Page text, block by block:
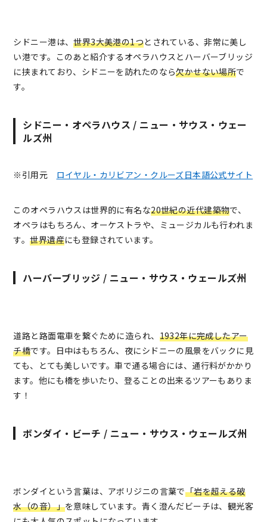
シドニー港は、世界3大美港の1つとされている、非常に美し
い港です。このあと紹介するオペラハウスとハーバーブリッジ
に挟まれており、シドニーを訪れたのなら欠かせない場所で
す。
シドニー・オペラハウス / ニュー・サウス・ウェー
ルズ州
※引用元 ロイヤル・カリビアン・クルーズ日本語公式サイト
このオペラハウスは世界的に有名な20世紀の近代建築物で、
オペラはもちろん、オーケストラや、ミュージカルも行われま
す。世界遺産にも登録されています。
ハーバーブリッジ / ニュー・サウス・ウェールズ州
道路と路面電車を繋ぐために造られ、 1932年に完成したアー
チ橋です。日中はもちろん、夜にシドニーの風景をバックに見
ても、とても美しいです。車で通る場合には、通行料がかかり
ます。他にも橋を歩いたり、登ることの出来るツアーもありま
す！
ボンダイ・ビーチ / ニュー・サウス・ウェールズ州
ボンダイという言葉は、アボリジニの言葉で「岩を超える破
水（の音）」を意味しています。青く澄んだビーチは、観光客